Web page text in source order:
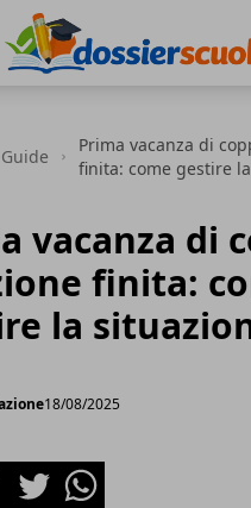
Guide
Prima vacanza di
finita: come gestire
vacanza di
finita:
la
18/08/2025
TwitterWhatsapp